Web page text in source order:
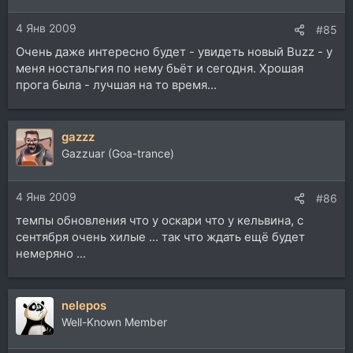
4 Янв 2009 #85
Очень даже интересно будет - увидеть новый Buzz - у
меня ностальгия по нему бьёт и сегодня. Хрошая
прога была - лучшая на то время...
gazzz
Gazzuar (Goa-trance)
4 Янв 2009 #86
темпы обновления что у оскари что у кельвина, с
сентября очень хилые ... так что ждать ещё будет
немеряно ...
nelepos
Well-Known Member